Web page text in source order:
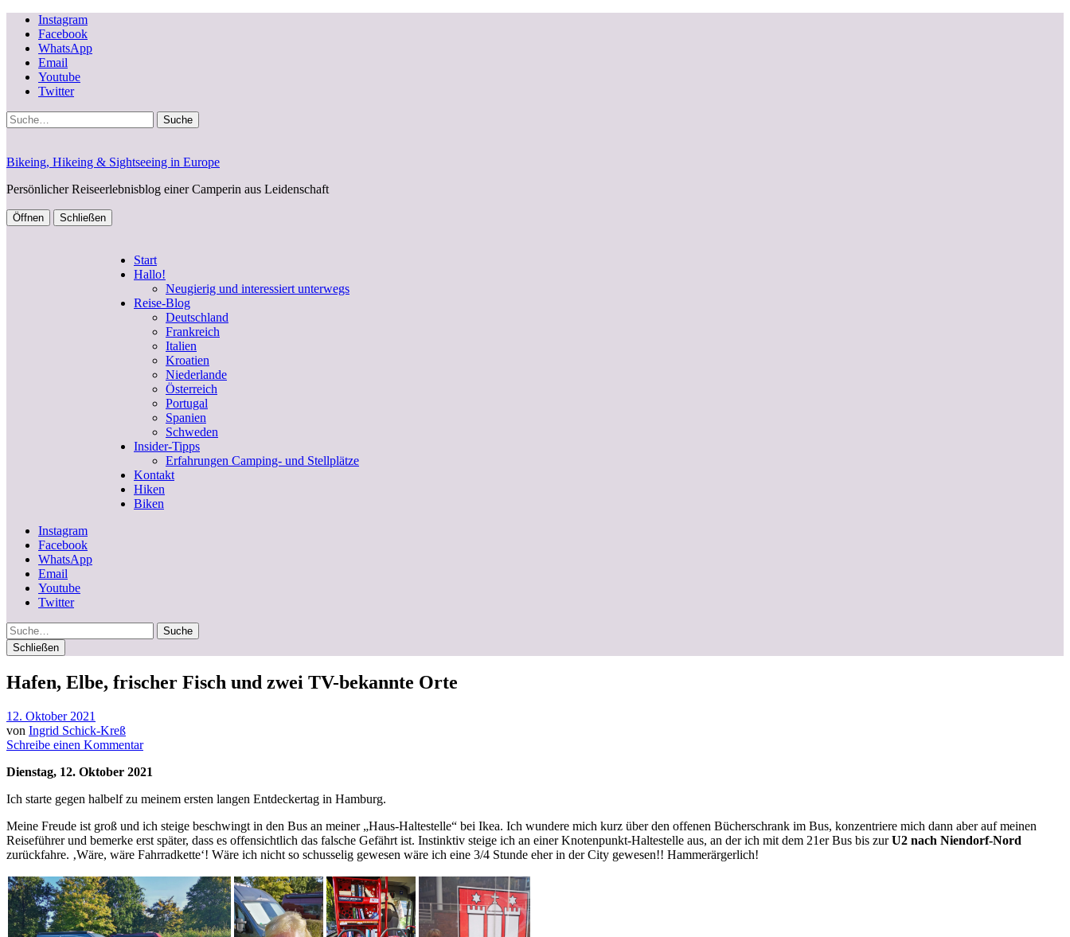
Instagram
Facebook
WhatsApp
Email
Youtube
Twitter
Suche
Bikeing, Hikeing & Sightseeing in Europe
Persönlicher Reiseerlebnisblog einer Camperin aus Leidenschaft
Öffnen Schließen
Start
Hallo!
Neugierig und interessiert unterwegs
Reise-Blog
Deutschland
Frankreich
Italien
Kroatien
Niederlande
Österreich
Portugal
Spanien
Schweden
Insider-Tipps
Erfahrungen Camping- und Stellplätze
Kontakt
Hiken
Biken
Instagram
Facebook
WhatsApp
Email
Youtube
Twitter
Suche
Schließen
Hafen, Elbe, frischer Fisch und zwei TV-bekannte Orte
12. Oktober 2021
von Ingrid Schick-Kreß
Schreibe einen Kommentar
Dienstag, 12. Oktober 2021
Ich starte gegen halbelf zu meinem ersten langen Entdeckertag in Hamburg.
Meine Freude ist groß und ich steige beschwingt in den Bus an meiner „Haus-Haltestelle“ bei Ikea. Ich wundere mich kurz über den offenen Bücherschrank im Bus, konzentriere mich dann aber auf meinen
Reiseführer und bemerke erst später, dass es offensichtlich das falsche Gefährt ist. Instinktiv steige ich an einer Knotenpunkt-Haltestelle aus, an der ich mit dem 21er Bus bis zurU2 nach Niendorf-Nord
zurückfahre. ‚Wäre, wäre Fahrradkette‘! Wäre ich nicht so schusselig gewesen wäre ich eine 3/4 Stunde eher in der City gewesen!! Hammerärgerlich!